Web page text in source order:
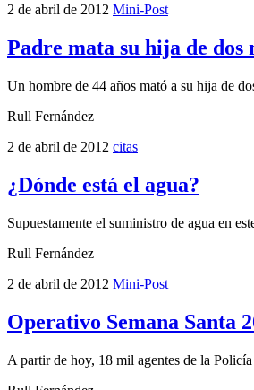
2 de abril de 2012 Mini-Post
Padre mata su hija de dos
Un hombre de 44 años mató a su hija de
Rull Fernández
2 de abril de 2012 citas
¿Dónde está el agua?
Supuestamente el suministro de agua en
Rull Fernández
2 de abril de 2012 Mini-Post
Operativo Semana Santa
A partir de hoy, 18 mil agentes de la